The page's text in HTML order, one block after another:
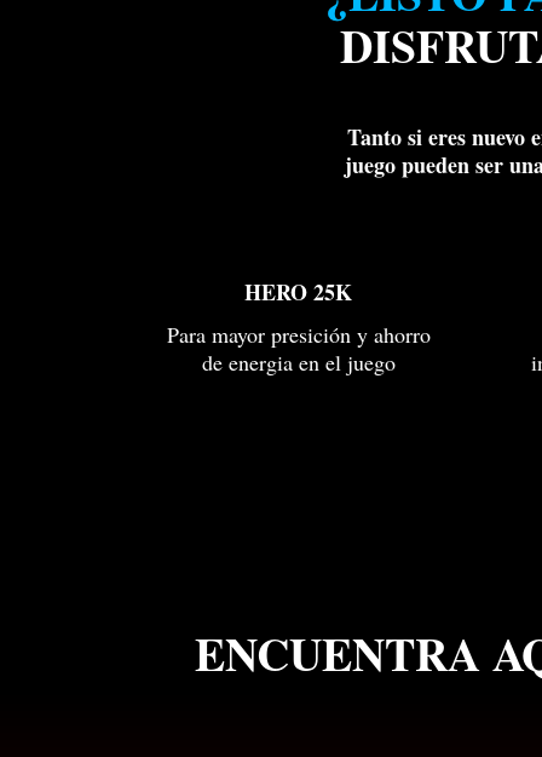
Tanto si eres nuevo
juego pueden ser
HERO 25K
Para mayor presición y ahorro
de energia en el juego
ENCUENTRA